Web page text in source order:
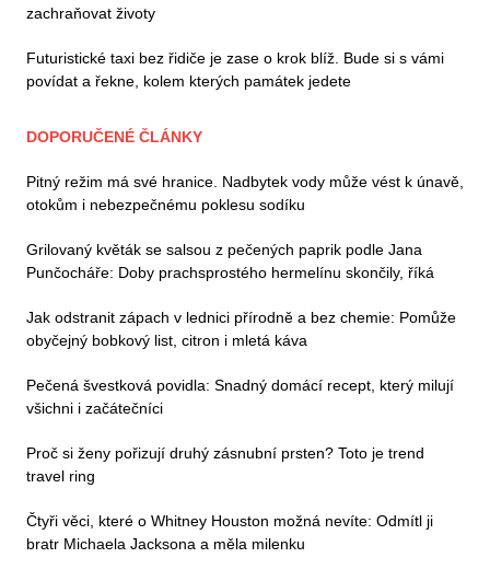
zachraňovat životy
Futuristické taxi bez řidiče je zase o krok blíž. Bude si s vámi
povídat a řekne, kolem kterých památek jedete
DOPORUČENÉ ČLÁNKY
Pitný režim má své hranice. Nadbytek vody může vést k únavě,
otokům i nebezpečnému poklesu sodíku
Grilovaný květák se salsou z pečených paprik podle Jana
Punčocháře: Doby prachsprostého hermelínu skončily, říká
Jak odstranit zápach v lednici přírodně a bez chemie: Pomůže
obyčejný bobkový list, citron i mletá káva
Pečená švestková povidla: Snadný domácí recept, který milují
všichni i začátečníci
Proč si ženy pořizují druhý zásnubní prsten? Toto je trend
travel ring
Čtyři věci, které o Whitney Houston možná nevíte: Odmítl ji
bratr Michaela Jacksona a měla milenku